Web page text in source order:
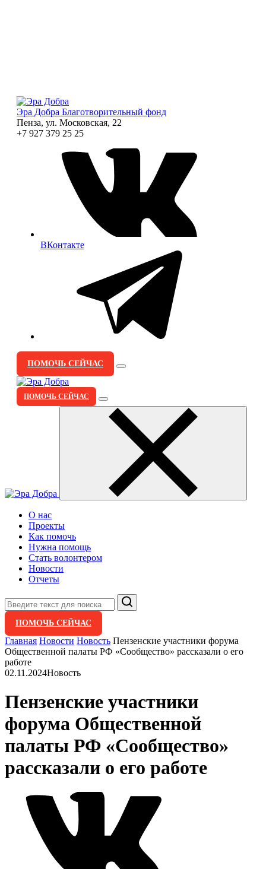
Эра Добра Благотворительный фонд
Пенза, ул. Московская, 22
+7 927 379 25 25
ВКонтакте
ПОМОЧЬ СЕЙЧАС
ПОМОЧЬ СЕЙЧАС
О нас
Проекты
Как помочь
Нужна помощь
Стать волонтером
Новости
Отчеты
Поиск
ПОМОЧЬ СЕЙЧАС
Главная Новости Новость Пензенские участники форума
Общественной палаты РФ «Сообщество» рассказали о его
работе
02.11.2024Новость
Пензенские участники
форума Общественной
палаты РФ «Сообщество»
рассказали о его работе